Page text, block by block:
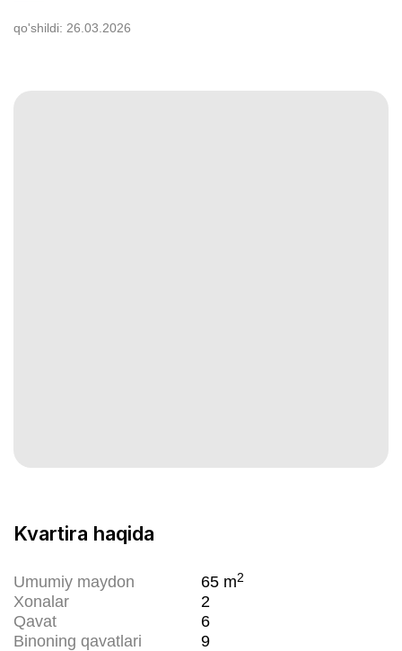
qo'shildi: 26.03.2026
Kvartira haqida
Umumiy maydon 65 m2
Xonalar
2
Qavat
6
Binoning qavatlari
9